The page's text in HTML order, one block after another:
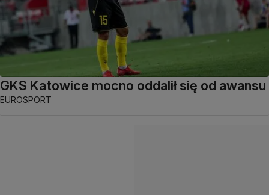
GKS Katowice mocno oddalił się od awansu
EUROSPORT